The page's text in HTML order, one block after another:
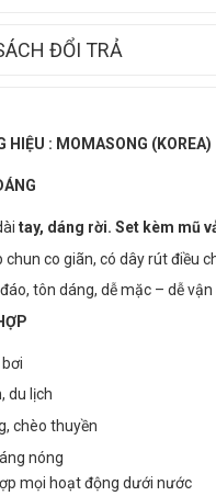
ĐỔI TRẢ
HIỆU : MOMASONG (KOREA)
tay, dáng rời. Set kèm mũ
chun co giãn, có dây rút điều
tôn dáng, dễ mặc – dễ vận
du lịch
chèo thuyền
nóng
mọi hoạt động dưới nước